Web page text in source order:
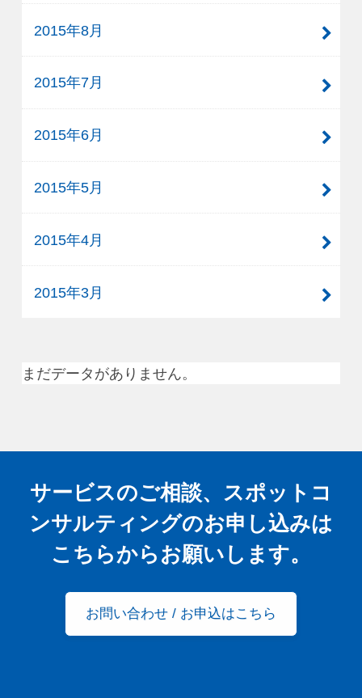
2015年8月
2015年7月
2015年6月
2015年5月
2015年4月
2015年3月
まだデータがありません。
サービスのご相談、スポットコ
ンサルティングのお申し込みは
こちらからお願いします。
お問い合わせ / お申込はこちら